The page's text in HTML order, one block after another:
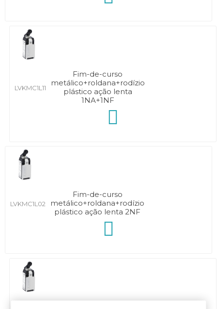
LVKMC1L11
Fim-de-curso
metálico+roldana+rodízio
plástico ação lenta
1NA+1NF
LVKMC1L02
Fim-de-curso
metálico+roldana+rodízio
plástico ação lenta 2NF